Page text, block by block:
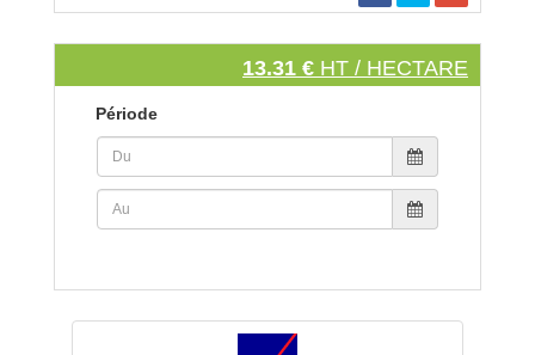
13.31 € HT / HECTARE
Période